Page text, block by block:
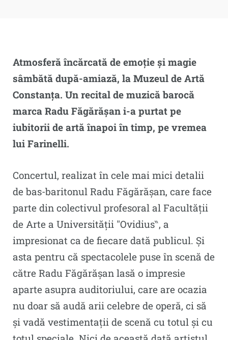
Atmosferă încărcată de emoție și magie
sâmbătă după-amiază, la Muzeul de Artă
Constanța. Un recital de muzică barocă
marca Radu Făgărășan i-a purtat pe
iubitorii de artă înapoi în timp, pe vremea
lui Farinelli.
Concertul, realizat în cele mai mici detalii
de bas-baritonul Radu Făgărășan, care face
parte din colectivul profesoral al Facultății
de Arte a Universității ″Ovidius‶, a
impresionat ca de fiecare dată publicul. Și
asta pentru că spectacolele puse în scenă de
către Radu Făgărășan lasă o impresie
aparte asupra auditoriului, care are ocazia
nu doar să audă arii celebre de operă, ci să
și vadă vestimentații de scenă cu totul și cu